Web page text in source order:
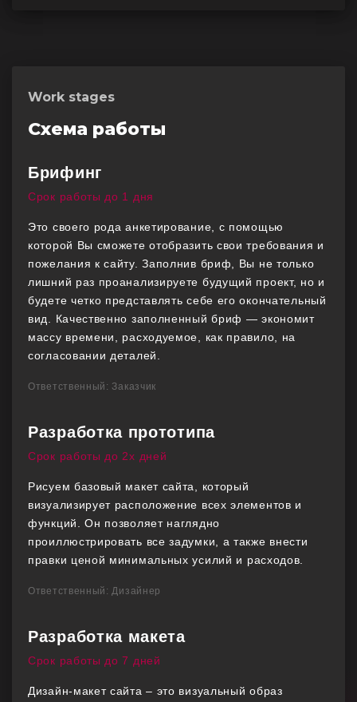
Work stages
Схема работы
Брифинг
Срок работы до 1 дня
Это своего рода анкетирование, с помощью
которой Вы сможете отобразить свои требования и
пожелания к сайту. Заполнив бриф, Вы не только
лишний раз проанализируете будущий проект, но и
будете четко представлять себе его окончательный
вид. Качественно заполненный бриф — экономит
массу времени, расходуемое, как правило, на
согласовании деталей.
Ответственный: Заказчик
Разработка прототипа
Срок работы до 2х дней
Рисуем базовый макет сайта, который
визуализирует расположение всех элементов и
функций. Он позволяет наглядно
проиллюстрировать все задумки, а также внести
правки ценой минимальных усилий и расходов.
Ответственный: Дизайнер
Разработка макета
Срок работы до 7 дней
Дизайн-макет сайта – это визуальный образ